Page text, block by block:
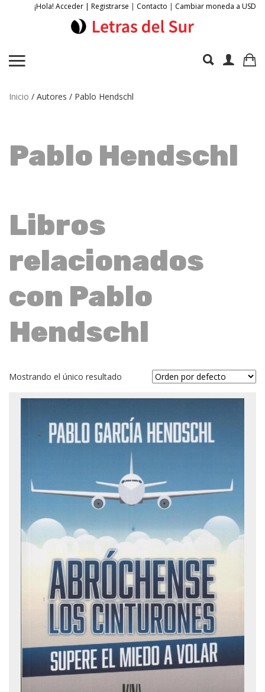
¡Hola! Acceder | Registrarse | Contacto | Cambiar moneda a USD
Inicio / Autores / Pablo Hendschl
Pablo Hendschl
Libros
relacionados
con Pablo
Hendschl
Mostrando el único resultado